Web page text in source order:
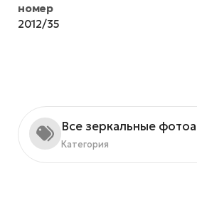
номер
2012/35
Все зеркальные
Категория